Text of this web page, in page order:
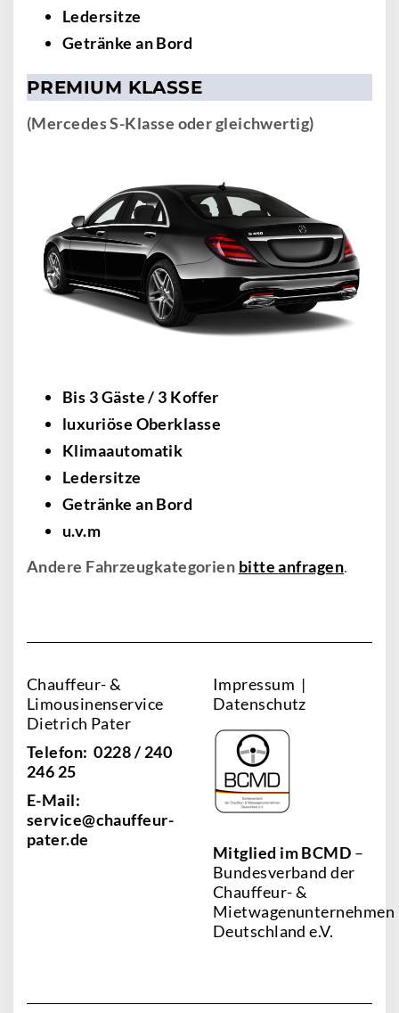
Ledersitze
Getränke an Bord
PREMIUM KLASSE
(Mercedes S-Klasse oder gleichwertig)
Bis 3 Gäste / 3 Koffer
luxuriöse Oberklasse
Klimaautomatik
Ledersitze
Getränke an Bord
u.v.m
Andere Fahrzeugkategorien bitte anfragen.
Chauffeur- &
Limousinenservice
Dietrich Pater
Telefon: 0228 / 240
246 25
E-Mail:
service@chauffeur-
pater.de
Impressum |
Datenschutz
Mitglied imBCMD –
Bundesverband der
Chauffeur- &
Mietwagenunternehmen
Deutschland e.V.